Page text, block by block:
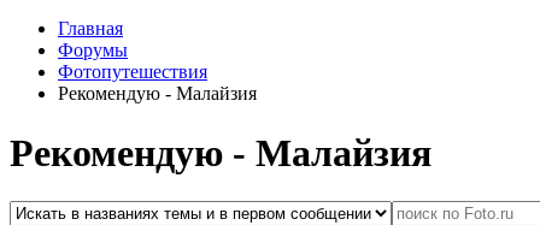
Главная
Форумы
Фотопутешествия
Рекомендую - Малайзия
Рекомендую - Малайзия